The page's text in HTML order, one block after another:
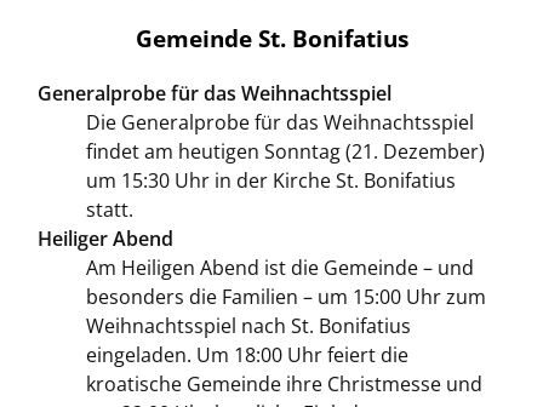
Gemeinde St. Bonifatius
Generalprobe für das Weihnachtsspiel
Die Generalprobe für das Weihnachtsspiel
findet am heutigen Sonntag (21. Dezember)
um 15:30 Uhr in der Kirche St. Bonifatius
statt.
Heiliger Abend
Am Heiligen Abend ist die Gemeinde – und
besonders die Familien – um 15:00 Uhr zum
Weihnachtsspiel nach St. Bonifatius
eingeladen. Um 18:00 Uhr feiert die
kroatische Gemeinde ihre Christmesse und